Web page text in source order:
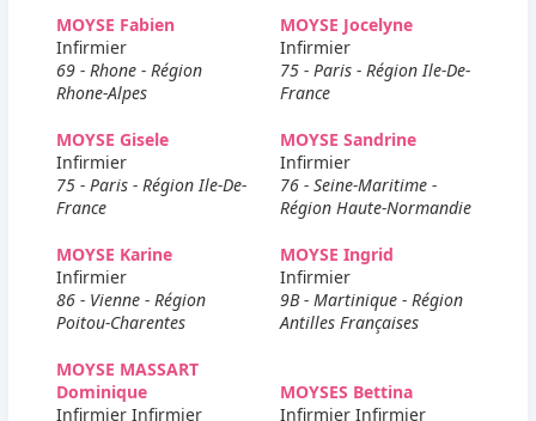
MOYSE Fabien
Infirmier
69 - Rhone - Région
Rhone-Alpes
MOYSE Jocelyne
Infirmier
75 - Paris - Région Ile-De-
France
MOYSE Gisele
Infirmier
75 - Paris - Région Ile-De-
France
MOYSE Sandrine
Infirmier
76 - Seine-Maritime -
Région Haute-Normandie
MOYSE Karine
Infirmier
86 - Vienne - Région
Poitou-Charentes
MOYSE Ingrid
Infirmier
9B - Martinique - Région
Antilles Françaises
MOYSE MASSART
Dominique
Infirmier Infirmier
MOYSES Bettina
Infirmier Infirmier